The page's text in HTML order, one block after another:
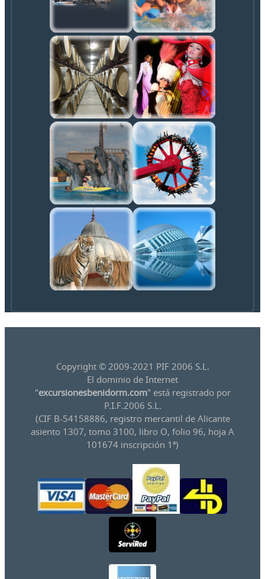
Copyright © 2009-2021 PIF 2006 S.L.
El dominio de Internet
"excursionesbenidorm.com" está registrado por
P.I.F.2006 S.L.
(CIF B-54158886, registro mercantil de Alicante
asiento 1307, tomo 3100, libro O, folio 96, hoja A
101674 inscripción 1ª)